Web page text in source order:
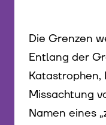
Die Grenzen
Entlang der
Katastrophen,
Missachtung
Namen eines